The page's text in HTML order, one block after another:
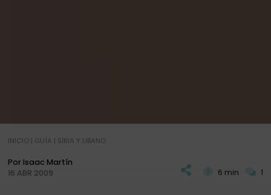
INICIO| GUÍA | SIRIA Y LIBANO
Por Isaac Martín
16 ABR 2009
6 min 1